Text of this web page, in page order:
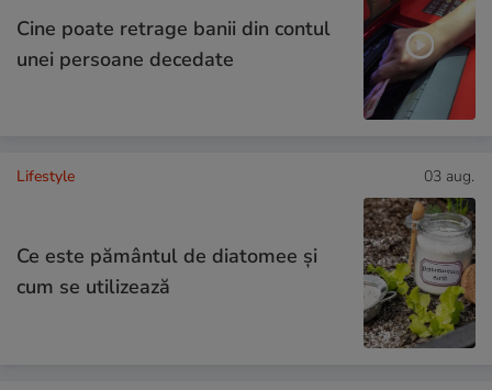
Cine poate retrage banii din contul
unei persoane decedate
Lifestyle 03 aug.
Ce este pământul de diatomee și
cum se utilizează